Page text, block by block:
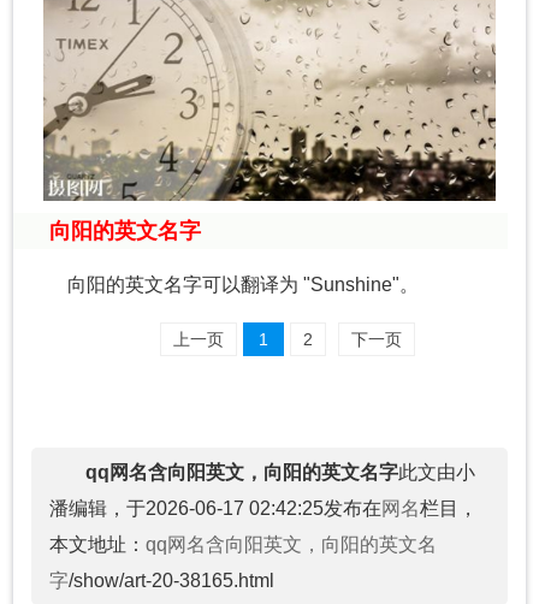
向阳的英文名字
向阳的英文名字可以翻译为 "Sunshine"。
上一页 1 2 下一页
qq网名含向阳英文，向阳的英文名字此文由小
潘编辑，于2026-06-17 02:42:25发布在网名栏目，
本文地址： qq网名含向阳英文，向阳的英文名
字/show/art-20-38165.html